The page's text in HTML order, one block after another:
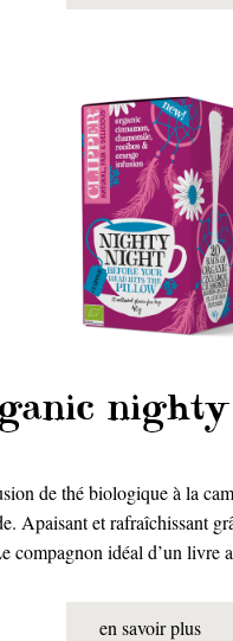
de thé biologique à la
Apaisant et rafraîchissant
compagnon idéal d’un livre
en savoir plus